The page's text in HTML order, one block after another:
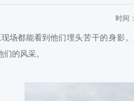
时间：
场都能看到他们埋头苦干的身影 。
们的风采。